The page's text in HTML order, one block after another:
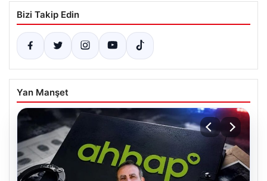
Bizi Takip Edin
Yan Manşet